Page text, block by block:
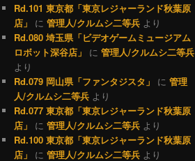
Rd.101 東京都「東京レジャーランド秋葉原
店」
に 管理人/クルムシ二等兵より
Rd.080 埼玉県「ビデオゲームミュージアム
ロボット深谷店」
に 管理人/クルムシ二等兵
より
Rd.079 岡山県「ファンタジスタ」
に 管理
人/クルムシ二等兵より
Rd.077 東京都「東京レジャーランド秋葉原
店」
に 管理人/クルムシ二等兵より
Rd.100 東京都「東京レジャーランド秋葉原
店」
に 管理人/クルムシ二等兵より